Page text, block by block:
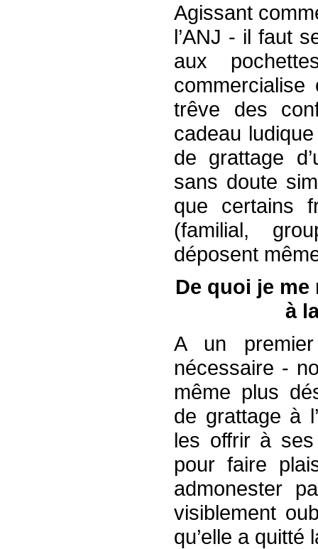
Agissant
l’ANJ - il faut
aux
trêve des
cadeau
de grattage
sans doute
que certains
(familial,
déposent
De quoi je
à
A un
nécessaire -
même plus
de grattage à
les offrir à
pour faire
admonester
visiblement
qu’elle a quitté